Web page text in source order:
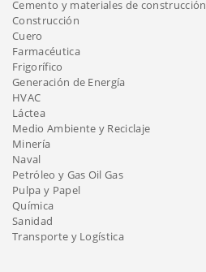
Cemento y materiales de construcción
Construcción
Cuero
Farmacéutica
Frigorífico
Generación de Energía
HVAC
Láctea
Medio Ambiente y Reciclaje
Minería
Naval
Petróleo y Gas Oil Gas
Pulpa y Papel
Química
Sanidad
Transporte y Logística